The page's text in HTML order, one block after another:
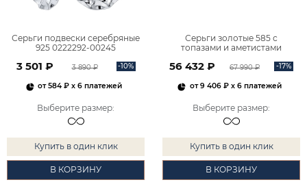
Серьги подвески серебряные
925 0222292-00245
3 501 ₽ 3 890 ₽ -10%
от584 ₽ x 6 платежей
Выберите размер:
Купить в один клик
В КОРЗИНУ
Серьги золотые 585 с
топазами и аметистами
56 432 ₽ 67 990 ₽ -17%
от9 406 ₽x 6 платежей
Выберите размер:
Купить в один клик
В КОРЗИНУ